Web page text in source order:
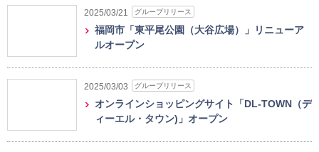
2025/03/21 グループリリース
福岡市「東平尾公園（大谷広場）」リニューア
ルオープン
2025/03/03 グループリリース
オンラインショッピングサイト「DL-TOWN（デ
ィーエル・タウン)」オープン